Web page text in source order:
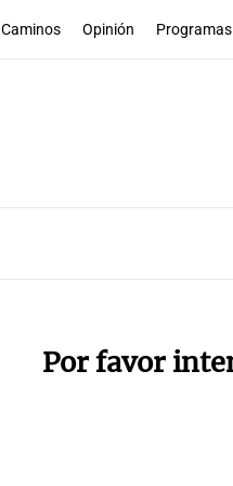
Caminos Opinión Programas
Por favor